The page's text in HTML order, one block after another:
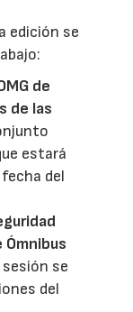
edición se
de
de las
estará
del
se
del